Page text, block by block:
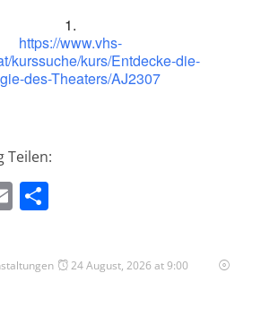
https://www.vhs-
kurssuche/kurs/Entdecke-die-
des-Theaters/AJ2307
Teilen:
Email
24 August, 2026 at 9:00